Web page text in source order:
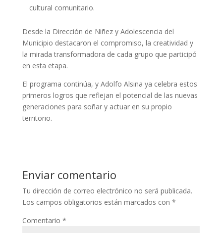
cultural comunitario.
Desde la Dirección de Niñez y Adolescencia del
Municipio destacaron el compromiso, la creatividad y
la mirada transformadora de cada grupo que participó
en esta etapa.
El programa continúa, y Adolfo Alsina ya celebra estos
primeros logros que reflejan el potencial de las nuevas
generaciones para soñar y actuar en su propio
territorio.
Enviar comentario
Tu dirección de correo electrónico no será publicada.
Los campos obligatorios están marcados con *
Comentario *